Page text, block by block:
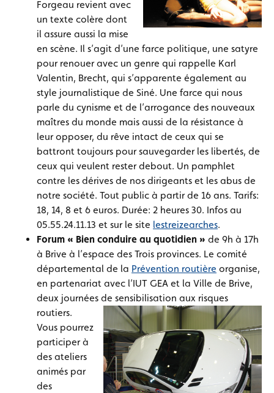
Forgeau revient avec
un texte colère dont
il assure aussi la mise
en scène. Il s’agit d’une farce politique, une satyre
pour renouer avec un genre qui rappelle Karl
Valentin, Brecht, qui s’apparente également au
style journalistique de Siné. Une farce qui nous
parle du cynisme et de l’arrogance des nouveaux
maîtres du monde mais aussi de la résistance à
leur opposer, du rêve intact de ceux qui se
battront toujours pour sauvegarder les libertés, de
ceux qui veulent rester debout. Un pamphlet
contre les dérives de nos dirigeants et les abus de
notre société. Tout public à partir de 16 ans. Tarifs:
18, 14, 8 et 6 euros. Durée: 2 heures 30. Infos au
05.55.24.11.13 et sur le site lestreizearches.
Forum « Bien conduire au quotidien » de 9h à 17h
à Brive à l’espace des Trois provinces. Le comité
départemental de la Prévention routière organise,
en partenariat avec l’IUT GEA et la Ville de Brive,
deux journées de sensibilisation aux risques
routiers.
Vous pourrez
participer à
des ateliers
animés par
des